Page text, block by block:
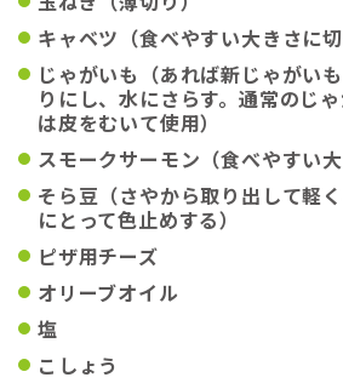
キャベツ（食べやすい大きさに切
じゃがいも（あれば新じゃがい
りにし、水にさらす。通常のじ
は皮をむいて使用）
スモークサーモン（食べやすい大
そら豆（さやから取り出して軽
にとって色止めする）
ピザ用チーズ
オリーブオイル
塩
こしょう